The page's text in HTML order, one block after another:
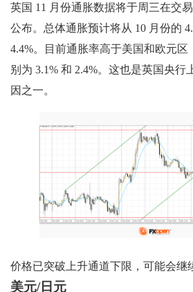
英国 11 月份通胀数据将于周三在交
公布。总体通胀预计将从 10 月份的
4.4%。目前通胀率高于美国和欧元区
别为 3.1% 和 2.4%。这也是英国央行
因之一。
价格已突破上升通道下限，可能会继
美元/日元